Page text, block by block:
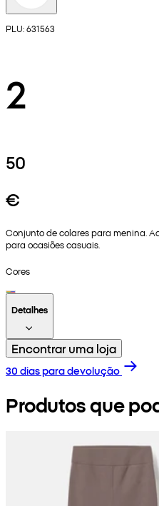
PLU: 631563
2
50
€
Conjunto de colares para menina.
para ocasiões casuais.
Cores
Detalhes
Encontrar uma loja
30 dias para devolução
Produtos que